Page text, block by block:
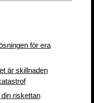
för era
är skillnaden
riskettan